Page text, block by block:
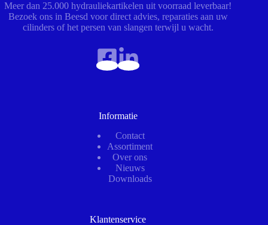
Meer dan 25.000 hydrauliekartikelen uit voorraad leverbaar!
Bezoek ons in Beesd voor direct advies, reparaties aan uw
cilinders of het persen van slangen terwijl u wacht.
Informatie
Contact
Assortiment
Over ons
Nieuws
Downloads
Klantenservice